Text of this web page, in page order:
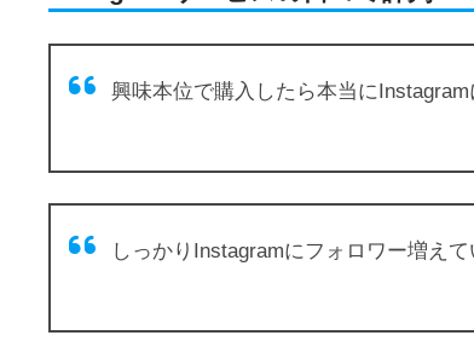
興味本位で購入したら本当に
しっかりInstagramにフォロワー増え